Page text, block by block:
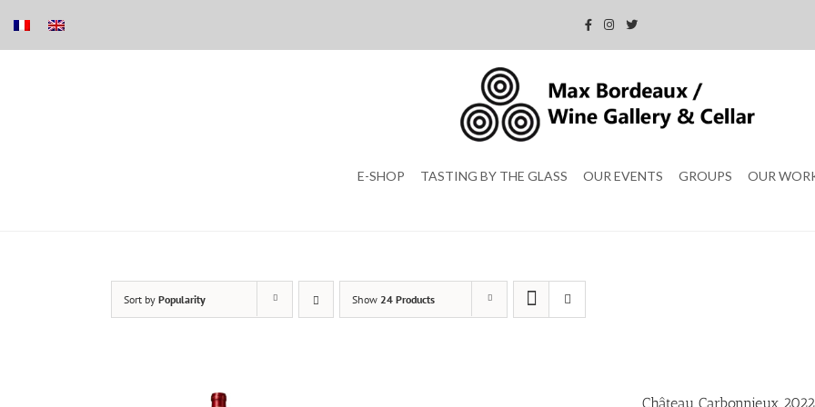
E-SHOP TASTING BY THE GLASS OUR EVENTS GROUPS OUR
Sort by Popularity Show 24 Products
Château Carbonnieux